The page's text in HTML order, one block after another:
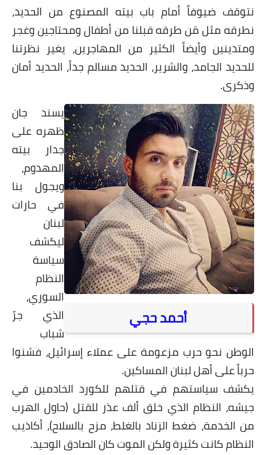
نتوقف ضيوفاً أمام باب بيته المصنوع من الحديد،
نطرقه مثل مَن طرقه قبلنا من أطفال ومحتاجين وغجر
ومتدينين وأيضاً الكثير من المهاجرين، يغير نظرتنا
للحديد الجامد، والشرير، الحديد مسالم جداً، الحديد أمان
وذكرى.
أحمد حجي
يسند جان
ظهره على
جدار بيته
المهدوم،
ويجول بنا
في حارات
لبنان
ليكشف
سياسة
النظام
السوري،
الذي جرّ
شباب
الوطن نحو حرب مزعومة على عملاء إسرائيل، فشنوا
حرباً على أهل لبنان المساكين.
يكشف سياستهم في قتلهم للكورد الخادمين في
جيشه، النظام الذي خلق ألف عذر للقتل (حاول الهرب
من الخدمة، ضغط الزناد بالغلط، مزح بالسلاح)، أكاذيب
النظام كانت كثيرة ولكن الموت كان الصادق الوحيد.